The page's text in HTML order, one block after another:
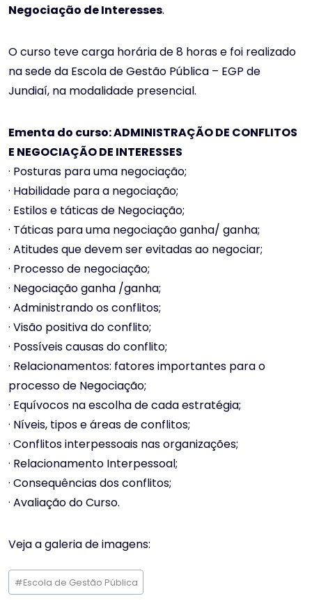
Negociação de Interesses.
O curso teve carga horária de 8 horas e foi realizado
na sede da Escola de Gestão Pública – EGP de
Jundiaí, na modalidade presencial.
Ementa do curso: ADMINISTRAÇÃO DE CONFLITOS
E NEGOCIAÇÃO DE INTERESSES
· Posturas para uma negociação;
· Habilidade para a negociação;
· Estilos e táticas de Negociação;
· Táticas para uma negociação ganha/ ganha;
· Atitudes que devem ser evitadas ao negociar;
· Processo de negociação;
· Negociação ganha /ganha;
· Administrando os conflitos;
· Visão positiva do conflito;
· Possíveis causas do conflito;
· Relacionamentos: fatores importantes para o
processo de Negociação;
· Equívocos na escolha de cada estratégia;
· Níveis, tipos e áreas de conflitos;
· Conflitos interpessoais nas organizações;
· Relacionamento Interpessoal;
· Consequências dos conflitos;
· Avaliação do Curso.
Veja a galeria de imagens:
Tags
do
#Escola de Gestão Pública